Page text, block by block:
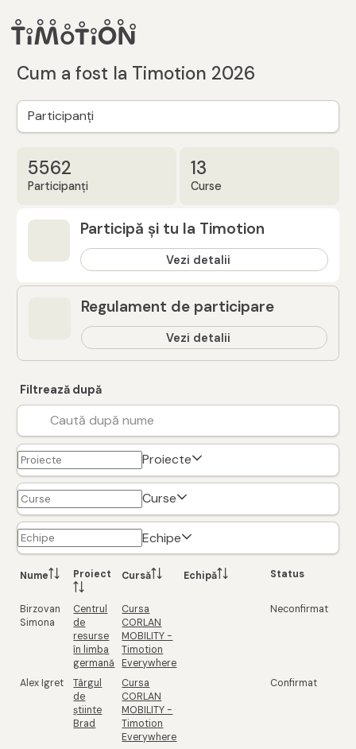
Cum a fost la Timotion 2026
Participanți
5562
Participanți
13
Curse
Participă și tu la Timotion
Vezi detalii
Regulament de participare
Vezi detalii
Filtrează după
Proiecte
Curse
Echipe
Nume Proiect Cursă Echipă Status
Birzovan
Simona
Centrul
de
resurse
în limba
germană
Cursa
CORLAN
MOBILITY -
Timotion
Everywhere
Neconfirmat
Alex Igret
Târgul
de
știinte
Brad
Cursa
CORLAN
MOBILITY -
Timotion
Everywhere
Confirmat